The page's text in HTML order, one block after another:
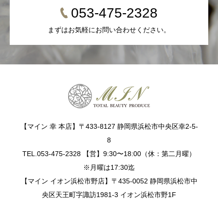
053-475-2328
まずはお気軽にお問い合わせください。
【マイン 幸 本店】〒433-8127 静岡県浜松市中央区幸2-5-
8
TEL.053-475-2328 【営】9:30〜18:00（休：第二月曜）
※月曜は17:30迄
【マイン イオン浜松市野店】〒435-0052 静岡県浜松市中
央区天王町字諏訪1981-3 イオン浜松市野1F